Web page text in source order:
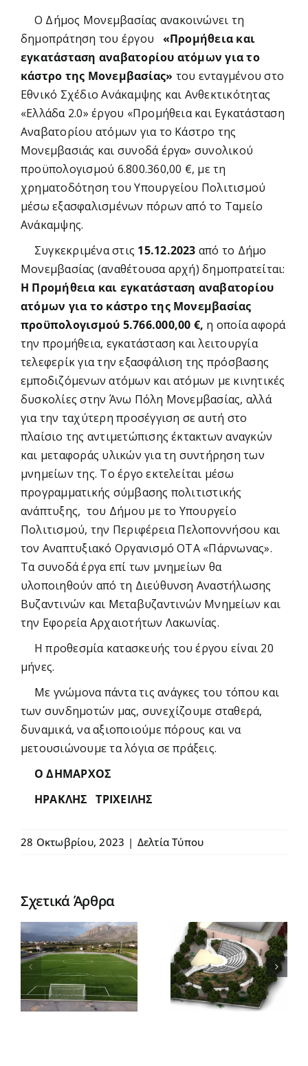
Ο Δήμος Μονεμβασίας ανακοινώνει τη
δημοπράτηση του έργου «Προμήθεια και
εγκατάσταση αναβατορίου ατόμων για το
κάστρο της Μονεμβασίας» του ενταγμένου στο
Εθνικό Σχέδιο Ανάκαμψης και Ανθεκτικότητας
«Ελλάδα 2.0» έργου «Προμήθεια και Εγκατάσταση
Αναβατορίου ατόμων για το Κάστρο της
Μονεμβασιάς και συνοδά έργα» συνολικού
προϋπολογισμού 6.800.360,00 €, με τη
χρηματοδότηση του Υπουργείου Πολιτισμού
μέσω εξασφαλισμένων πόρων από το Ταμείο
Ανάκαμψης.
Συγκεκριμένα στις 15.12.2023 από το Δήμο
Μονεμβασίας (αναθέτουσα αρχή) δημοπρατείται:
Η Προμήθεια και εγκατάσταση αναβατορίου
ατόμων για το κάστρο της Μονεμβασίας
προϋπολογισμού 5.766.000,00 €, η οποία αφορά
την προμήθεια, εγκατάσταση και λειτουργία
τελεφερίκ για την εξασφάλιση της πρόσβασης
εμποδιζόμενων ατόμων και ατόμων με κινητικές
δυσκολίες στην Άνω Πόλη Μονεμβασίας, αλλά
για την ταχύτερη προσέγγιση σε αυτή στο
πλαίσιο της αντιμετώπισης έκτακτων αναγκών
και μεταφοράς υλικών για τη συντήρηση των
μνημείων της. Το έργο εκτελείται μέσω
προγραμματικής σύμβασης πολιτιστικής
ανάπτυξης, του Δήμου με το Υπουργείο
Πολιτισμού, την Περιφέρεια Πελοποννήσου και
τον Αναπτυξιακό Οργανισμό ΟΤΑ «Πάρνωνας».
Τα συνοδά έργα επί των μνημείων θα
υλοποιηθούν από τη Διεύθυνση Αναστήλωσης
Βυζαντινών και Μεταβυζαντινών Μνημείων και
την Εφορεία Αρχαιοτήτων Λακωνίας.
Η προθεσμία κατασκευής του έργου είναι 20
μήνες.
Με γνώμονα πάντα τις ανάγκες του τόπου και
των συνδημοτών μας, συνεχίζουμε σταθερά,
δυναμικά, να αξιοποιούμε πόρους και να
μετουσιώνουμε τα λόγια σε πράξεις.
Ο ΔΗΜΑΡΧΟΣ
ΗΡΑΚΛΗΣ ΤΡΙΧΕΙΛΗΣ
28 Οκτωβρίου, 2023 | Δελτία Τύπου
Σχετικά Άρθρα
Κατασκευή
Ανοιχτού
Θεάτρου
στη
Νεάπολη
εγκαίνια
του
παλατιού
των
δεσποτών
στον